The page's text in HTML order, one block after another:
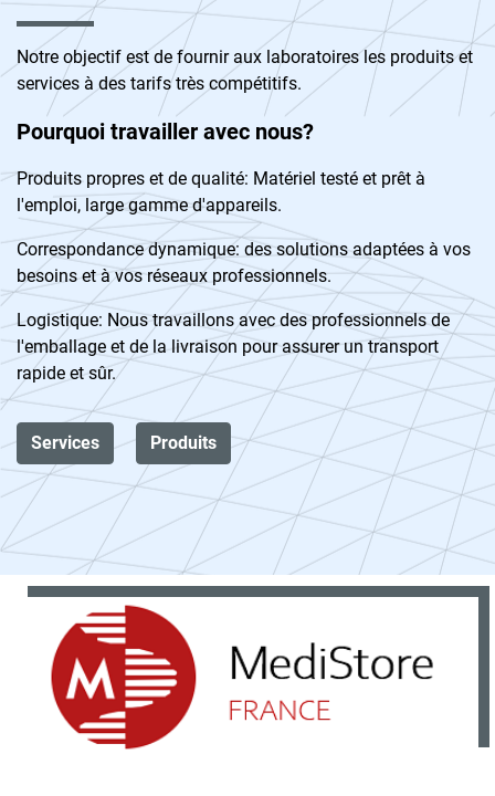
Notre objectif est de fournir aux laboratoires les produits et
services à des tarifs très compétitifs.
Pourquoi travailler avec nous?
Produits propres et de qualité: Matériel testé et prêt à
l'emploi, large gamme d'appareils.
Correspondance dynamique: des solutions adaptées à vos
besoins et à vos réseaux professionnels.
Logistique: Nous travaillons avec des professionnels de
l'emballage et de la livraison pour assurer un transport
rapide et sûr.
Services Produits